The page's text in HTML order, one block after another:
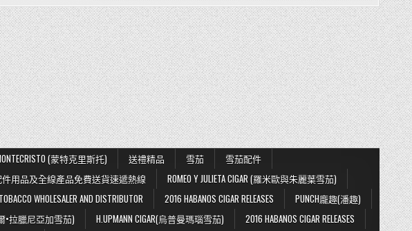
(蒙特克里斯托) 送禮精品 雪茄
雪茄配件
用品及全線產品免費送貨速遞熱線
ROMEO Y JULIETA CIGAR (羅米歐與朱麗葉雪茄)
WHOLESALER AND DISTRIBUTOR 2016 HABANOS CIGAR RELEASES
PUNCH龐趣(潘趣)
爾•拉臘尼亞加雪茄) H.UPMANN CIGAR(烏普曼瑪瑙雪茄)
2016 HABANOS CIGAR RELEASES